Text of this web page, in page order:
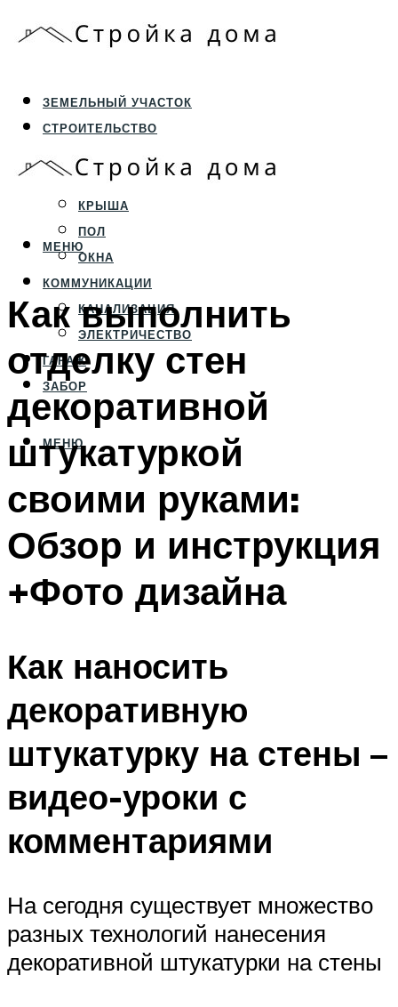
ЗЕМЕЛЬНЫЙ УЧАСТОК
СТРОИТЕЛЬСТВО
ФУНДАМЕНТ И ЦОКОЛЬ
ПЕРЕКРЫТИЯ И СТЕНЫ
КРЫША
ПОЛ
ОКНА
КОММУНИКАЦИИ
КАНАЛИЗАЦИЯ
ЭЛЕКТРИЧЕСТВО
ГАРАЖ
ЗАБОР
МЕНЮ
МЕНЮ
Как выполнить
отделку стен
декоративной
штукатуркой
своими руками:
Обзор и инструкция
+Фото дизайна
Как наносить
декоративную
штукатурку на стены –
видео-уроки с
комментариями
На сегодня существует множество
разных технологий нанесения
декоративной штукатурки на стены